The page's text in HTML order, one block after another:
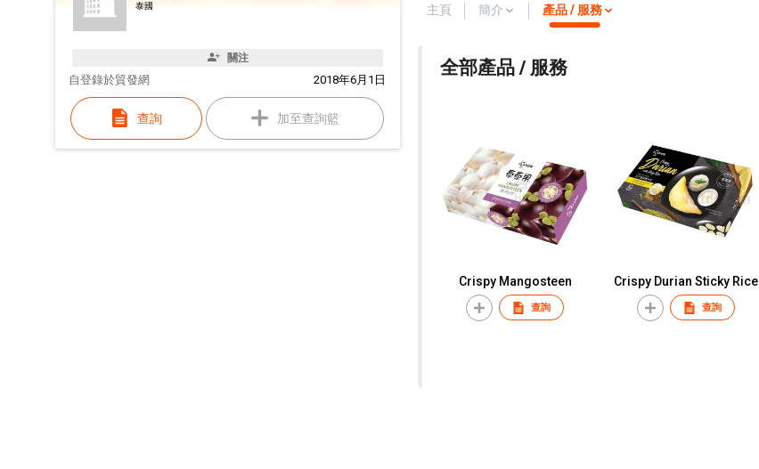
泰國
關注
自 2018年6月1日
登錄於貿發網
查詢 加至查詢籃
主頁 簡介 產品 / 服務
全部產品 / 服務
Crispy Mangosteen
查詢
Crispy Durian Sticky Rice
查詢